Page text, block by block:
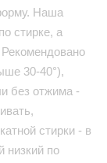
Наша
стирке, а
30-40°),
без отжима -
стирки - в
низкий по